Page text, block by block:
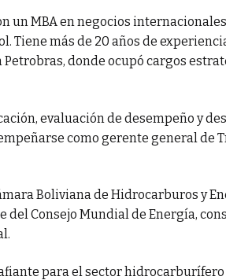
MBA en negocios
Tiene más de 20 años de
donde ocupó cargos
evaluación de desempeño y
como gerente general de
Boliviana de Hidrocarburos y
Consejo Mundial de Energía,
para el sector